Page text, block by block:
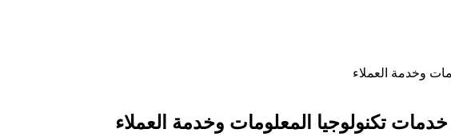
وخدمة العملاء
تكنولوجيا المعلومات وخدمة العملاء